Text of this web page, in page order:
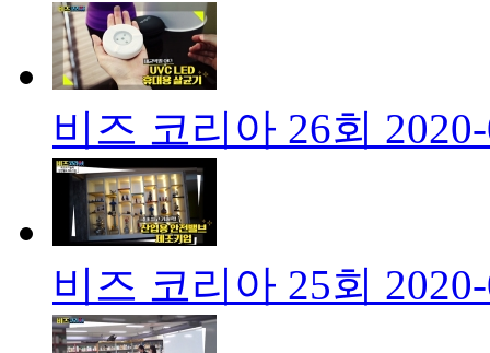
비즈 코리아 26회
비즈 코리아 25회